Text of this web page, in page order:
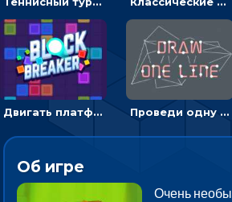
Двигать платформу и отбивать мячики или ловить бонусы Проведи одну линию и повтори фигуру - головоломка
Об игре
Очень